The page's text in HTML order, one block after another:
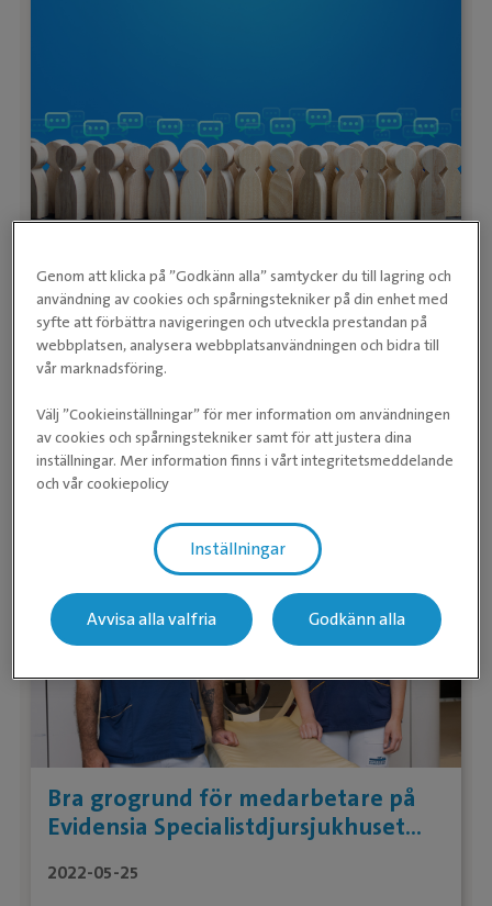
engagerade och positiva enligt
medarbetarundersökning
2022-06-21
Våren 2022 genomförde IVC Evidensia för första
gången en global medarbetarundersökning.
Undersökningen, som översattes till 13 språk, gick
ut till 32 000 medarbetare. Nu är
sammanställningen av det svenska resultatet klar
med högt deltagande och positiva omdömen.
Fortsätt läsa
Bra grogrund för medarbetare på
Evidensia Specialistdjursjukhuset
2022-05-25
Genom att klicka på ”Godkänn alla” samtycker du till lagring och
användning av cookies och spårningstekniker på din enhet med
syfte att förbättra navigeringen och utveckla prestandan på
webbplatsen, analysera webbplatsanvändningen och bidra till
vår marknadsföring.
Välj ”Cookieinställningar” för mer information om användningen
av cookies och spårningstekniker samt för att justera dina
inställningar. Mer information finns i vårt integritetsmeddelande
och vår cookiepolicy
Inställningar
Avvisa alla valfria Godkänn alla